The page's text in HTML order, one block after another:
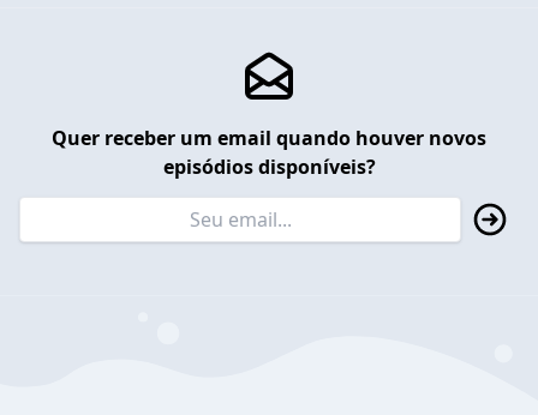
Quer receber um email quando houver novos
episódios disponíveis?